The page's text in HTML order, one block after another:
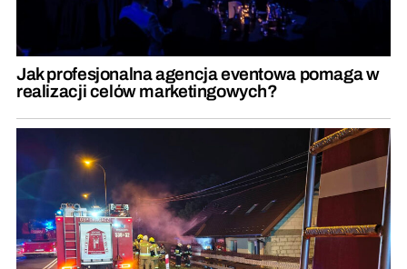
Jak profesjonalna agencja eventowa pomaga w
realizacji celów marketingowych?